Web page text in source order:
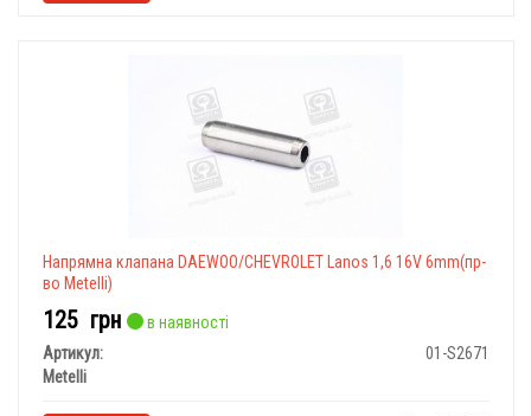
Напрямна клапана DAEWOO/CHEVROLET Lanos 1,6 16V 6mm(пр-
во Metelli)
125 грн
в наявності
Артикул:
01-S2671
Metelli